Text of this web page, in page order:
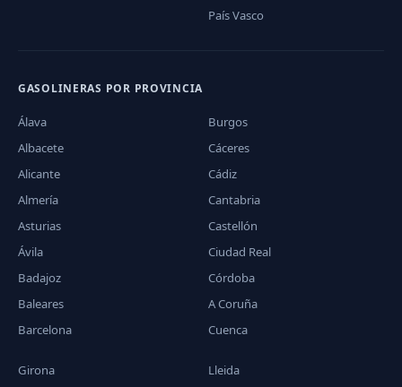
País Vasco
GASOLINERAS POR PROVINCIA
Álava
Albacete
Alicante
Almería
Asturias
Ávila
Badajoz
Baleares
Barcelona
Burgos
Cáceres
Cádiz
Cantabria
Castellón
Ciudad Real
Córdoba
A Coruña
Cuenca
Girona
Lleida